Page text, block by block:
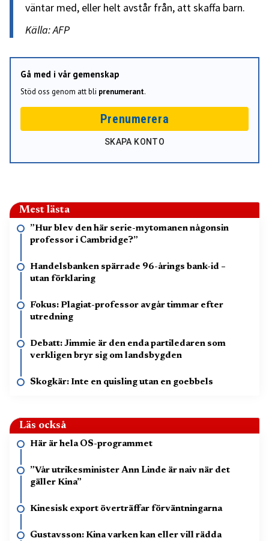
väntar med, eller helt avstår från, att skaffa barn.
Källa: AFP
Gå med i vår gemenskap
Stöd oss genom att bli prenumerant.
Prenumerera
SKAPA KONTO
Mest lästa
”Hur blev den här serie-mytomanen någonsin
professor i Cambridge?”
Handelsbanken spärrade 96-årings bank-id –
utan förklaring
Fokus: Plagiat-professor avgår timmar efter
utredning
Debatt: Jimmie är den enda partiledaren som
verkligen bryr sig om landsbygden
Skogkär: Inte en quisling utan en goebbels
Läs också
Här är hela OS-programmet
”Vår utrikesminister Ann Linde är naiv när det
gäller Kina”
Kinesisk export överträffar förväntningarna
Gustavsson: Kina varken kan eller vill rädda